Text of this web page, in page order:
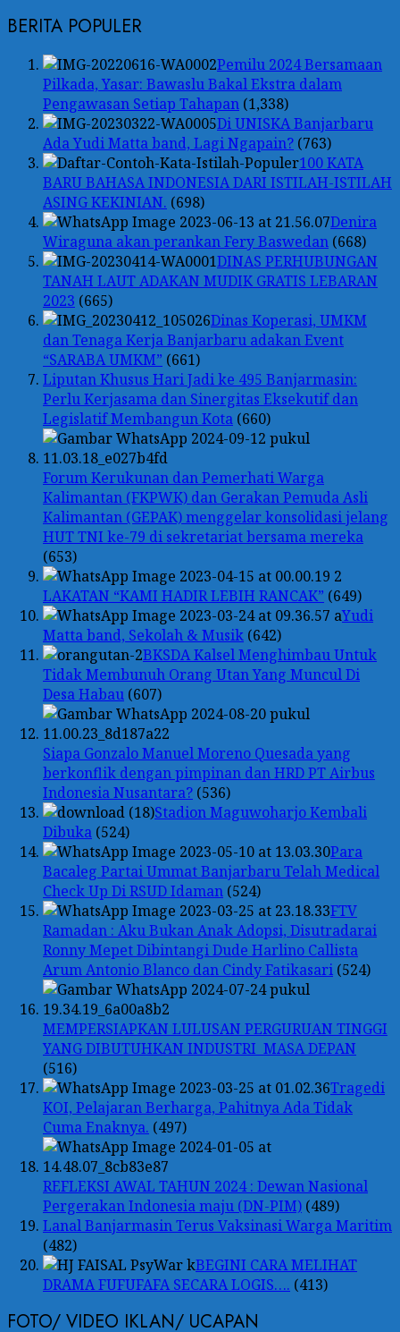
BERITA POPULER
Pemilu 2024 Bersamaan
Pilkada, Yasar: Bawaslu Bakal Ekstra dalam
Pengawasan Setiap Tahapan (1,338)
Di UNISKA Banjarbaru
Ada Yudi Matta band, Lagi Ngapain? (763)
100 KATA
BARU BAHASA INDONESIA DARI ISTILAH-ISTILAH
ASING KEKINIAN. (698)
Denira
Wiraguna akan perankan Fery Baswedan (668)
DINAS PERHUBUNGAN
TANAH LAUT ADAKAN MUDIK GRATIS LEBARAN
2023 (665)
Dinas Koperasi, UMKM
dan Tenaga Kerja Banjarbaru adakan Event
“SARABA UMKM” (661)
Liputan Khusus Hari Jadi ke 495 Banjarmasin:
Perlu Kerjasama dan Sinergitas Eksekutif dan
Legislatif Membangun Kota (660)
Forum Kerukunan dan Pemerhati Warga
Kalimantan (FKPWK) dan Gerakan Pemuda Asli
Kalimantan (GEPAK) menggelar konsolidasi jelang
HUT TNI ke-79 di sekretariat bersama mereka
(653)
LAKATAN “KAMI HADIR LEBIH RANCAK” (649)
Yudi
Matta band, Sekolah & Musik (642)
BKSDA Kalsel Menghimbau Untuk
Tidak Membunuh Orang Utan Yang Muncul Di
Desa Habau (607)
Siapa Gonzalo Manuel Moreno Quesada yang
berkonflik dengan pimpinan dan HRD PT Airbus
Indonesia Nusantara? (536)
Stadion Maguwoharjo Kembali
Dibuka (524)
Para
Bacaleg Partai Ummat Banjarbaru Telah Medical
Check Up Di RSUD Idaman (524)
FTV
Ramadan : Aku Bukan Anak Adopsi, Disutradarai
Ronny Mepet Dibintangi Dude Harlino Callista
Arum Antonio Blanco dan Cindy Fatikasari (524)
MEMPERSIAPKAN LULUSAN PERGURUAN TINGGI
YANG DIBUTUHKAN INDUSTRI MASA DEPAN
(516)
Tragedi
KOI, Pelajaran Berharga, Pahitnya Ada Tidak
Cuma Enaknya. (497)
REFLEKSI AWAL TAHUN 2024 : Dewan Nasional
Pergerakan Indonesia maju (DN-PIM) (489)
Lanal Banjarmasin Terus Vaksinasi Warga Maritim
(482)
BEGINI CARA MELIHAT
DRAMA FUFUFAFA SECARA LOGIS…. (413)
FOTO/ VIDEO IKLAN/ UCAPAN